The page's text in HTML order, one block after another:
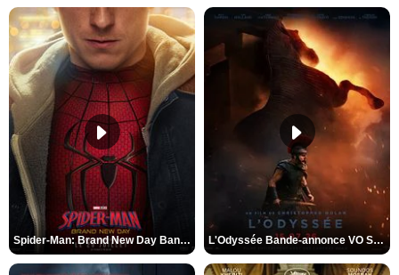
Spider-Man: Brand New Day Bande-annonce VO STFR L'Odyssée Bande-annonce VO STFR